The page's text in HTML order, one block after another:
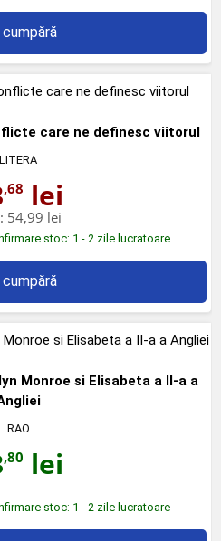
cumpără
care ne definesc viitorul
LITERA
,68 lei
54,99 lei
stoc: 1 - 2 zile lucratoare
cumpără
Monroe si Elisabeta a II‑a a
RAO
,80 lei
stoc: 1 - 2 zile lucratoare